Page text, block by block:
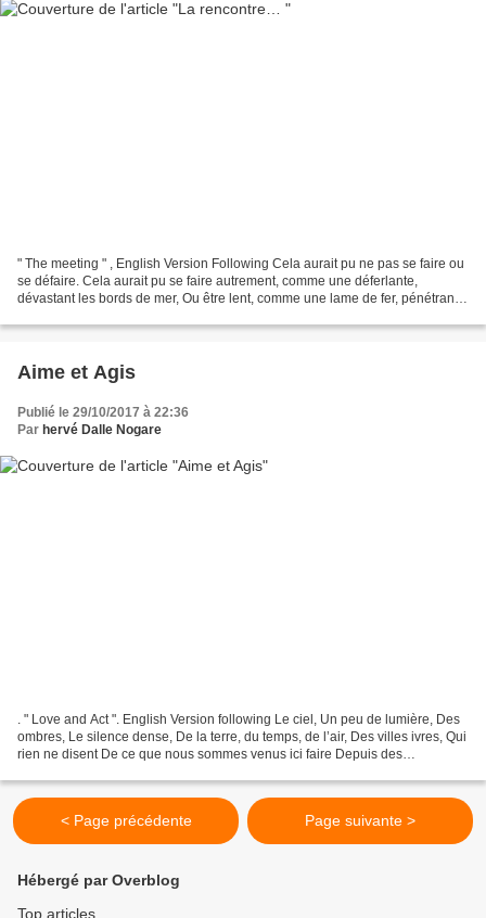
" The meeting " , English Version Following Cela aurait pu ne pas se faire ou
se défaire. Cela aurait pu se faire autrement, comme une déferlante,
dévastant les bords de mer, Ou être lent, comme une lame de fer, pénétrant
Aime et Agis
Publié le 29/10/2017 à 22:36
Par hervé Dalle Nogare
. " Love and Act ". English Version following Le ciel, Un peu de lumière, Des
ombres, Le silence dense, De la terre, du temps, de l’air, Des villes ivres, Qui
rien ne disent De ce que nous sommes venus ici faire Depuis des
< Page précédente Page suivante >
Hébergé par Overblog
Top articles